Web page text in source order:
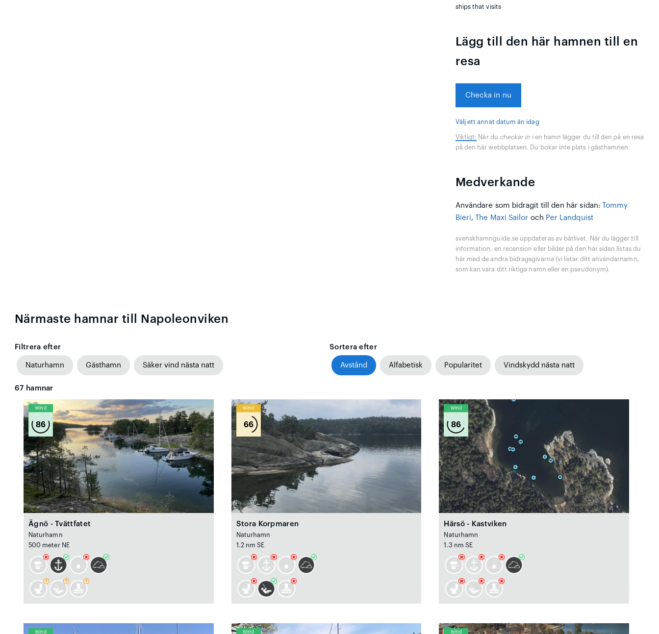
ships that visits
Lägg till den här hamnen till en
resa
Checka in nu
Välj ett annat datum än idag
Viktigt: När du checkar in i en hamn lägger du till den på en resa
på den här webbplatsen. Du bokar inte plats i gästhamnen.
Medverkande
Användare som bidragit till den här sidan:
Tommy
Bieri, The Maxi Sailor och Per Landquist
svenskhamnguide.se uppdateras av båtlivet. När du lägger till
information, en recension eller bilder på den här sidan listas du
här med de andra bidragsgivarna (vi listar ditt användarnamn,
som kan vara ditt riktiga namn eller en pseudonym).
Närmaste hamnar till Napoleonviken
Filtrera efter
Naturhamn Gästhamn Säker vind nästa natt
Sortera efter
Avstånd Alfabetisk Popularitet Vindskydd nästa natt
67 hamnar
Wind
86
Ägnö - Tvättfatet
Naturhamn
500 meter NE
Wind
66
Stora Korpmaren
Naturhamn
1.2 nm SE
Wind
86
Härsö - Kastviken
Naturhamn
1.3 nm SE
Wind Wind Wind